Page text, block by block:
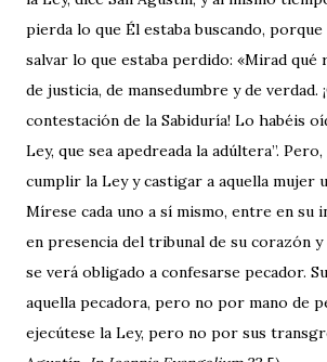
pierda lo que Él estaba buscando, porque
salvar lo que estaba perdido: «Mirad qué
de justicia, de mansedumbre y de verdad.
contestación de la Sabiduría! Lo habéis
Ley, que sea apedreada la adúltera”.
cumplir la Ley y castigar a aquella mujer
Mírese cada uno a sí mismo, entre en su
en presencia del tribunal de su corazón y
se verá obligado a confesarse pecador.
aquella pecadora, pero no por mano de
ejecútese la Ley, pero no por sus